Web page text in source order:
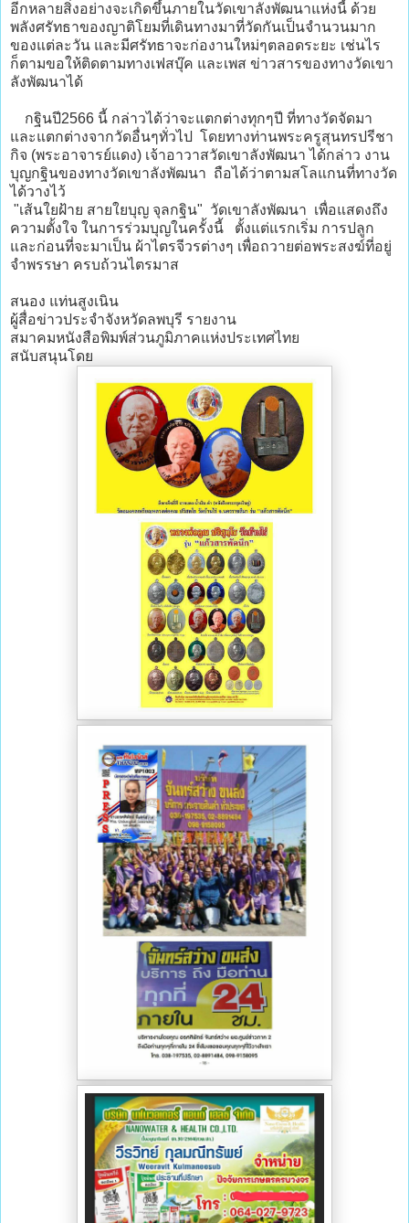
อีกหลายสิ่งอย่างจะเกิดขึ้นภายในวัดเขาลังพัฒนาแห่งนี้ ด้วย
พลังศรัทธาของญาติโยมที่เดินทางมาที่วัดกันเป็นจำนวนมาก
ของแต่ละวัน และมีศรัทธาจะก่องานใหม่ๆตลอดระยะ เช่นไร
ก็ตามขอให้ติดตามทางเฟสบุ๊ค และเพส ข่าวสารของทางวัดเขา
ลังพัฒนาได้
กฐินปี2566 นี้ กล่าวได้ว่าจะแตกต่างทุกๆปี ที่ทางวัดจัดมา
และแตกต่างจากวัดอื่นๆทั่วไป โดยทางท่านพระครูสุนทรปรีชา
กิจ (พระอาจารย์แดง) เจ้าอาวาสวัดเขาลังพัฒนา ได้กล่าว งาน
บุญกฐินของทางวัดเขาลังพัฒนา ถือได้ว่าตามสโลแกนที่ทางวัด
ได้วางไว้
"เส้นใยฝ้าย สายใยบุญ จุลกฐิน" วัดเขาลังพัฒนา เพื่อแสดงถึง
ความตั้งใจ ในการร่วมบุญในครั้งนี้ ตั้งแต่แรกเริ่ม การปลูก
และก่อนที่จะมาเป็น ผ้าไตรจีวรต่างๆ เพื่อถวายต่อพระสงฆ์ที่อยู่
จำพรรษา ครบถ้วนไตรมาส
สนอง แท่นสูงเนิน
ผู้สื่อข่าวประจำจังหวัดลพบุรี รายงาน
สมาคมหนังสือพิมพ์ส่วนภูมิภาคแห่งประเทศไทย
สนับสนุนโดย